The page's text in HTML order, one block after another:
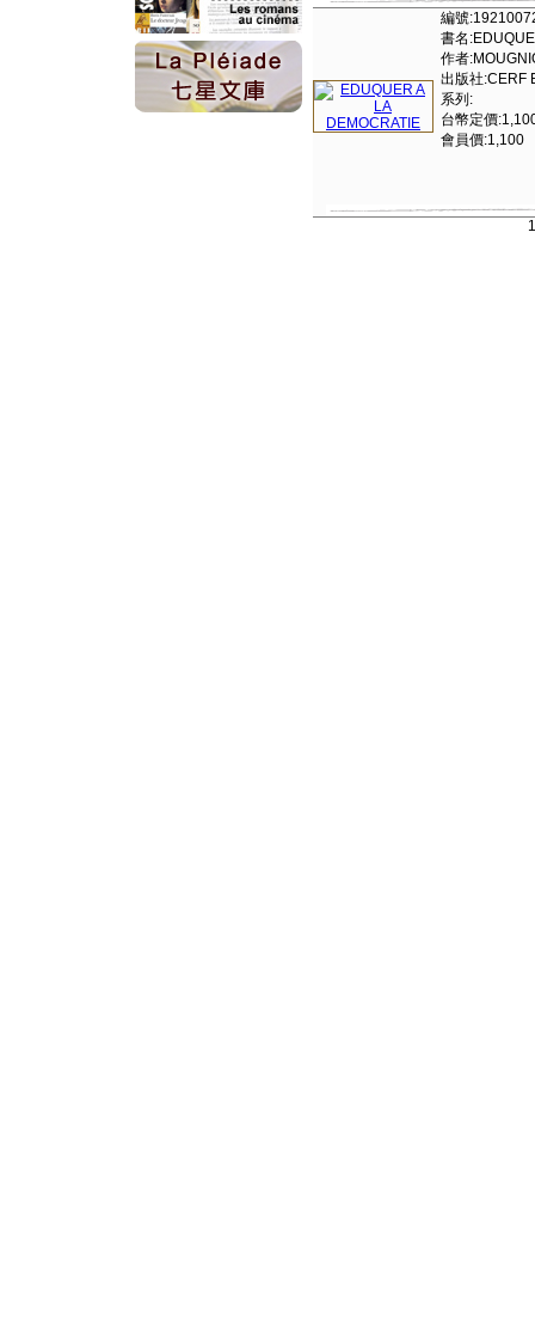
編號
書名
作者
出版社:CERF
系列:
台幣定價
會員價:1,100
1